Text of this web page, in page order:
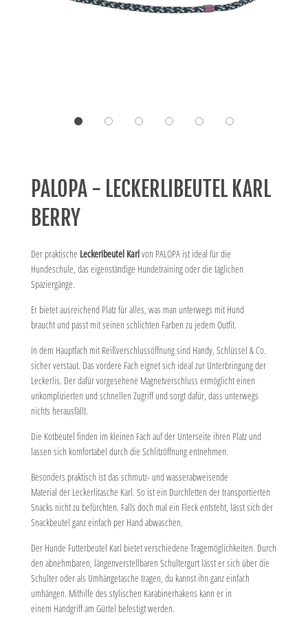
PALOPA - LECKERLIBEUTEL KARL
BERRY
Der praktische Leckeribeutel Karlvon PALOPA ist ideal für die
Hundeschule, das eigenständige Hundetraining oder die täglichen
Spaziergänge.
Er bietet ausreichend Platz für alles, was man unterwegs mit Hund
braucht und passt mit seinen schlichten Farben zu jedem Outfit.
In dem Hauptfach mit Reißverschlussöffnung sind Handy, Schlüssel & Co.
sicher verstaut. Das vordere Fach eignet sich ideal zur Unterbringung der
Leckerlis. Der dafür vorgesehene Magnetverschluss ermöglicht einen
unkomplizierten und schnellen Zugriff und sorgt dafür, dass unterwegs
nichts herausfällt.
Die Kotbeutel finden im kleinen Fach auf der Unterseite ihren Platz und
lassen sich komfortabel durch die Schlitzöffnung entnehmen.
Besonders praktisch ist das schmutz- und wasserabweisende
Material der Leckerlitasche Karl. So ist ein Durchfetten der transportierten
Snacks nicht zu befürchten. Falls doch mal ein Fleck entsteht, lässt sich der
Snackbeutel ganz einfach per Hand abwaschen.
Der Hunde Futterbeutel Karl bietet verschiedene Tragemöglichkeiten. Durch
den abnehmbaren, längenverstellbaren Schultergurt lässt er sich über die
Schulter oder als Umhängetasche tragen, du kannst ihn ganz einfach
umhängen. Mithilfe des stylischen Karabinerhakens kann er in
einem Handgriff am Gürtel befestigt werden.